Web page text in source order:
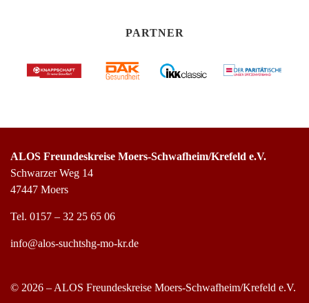
PARTNER
ALOS Freundeskreise Moers-Schwafheim/Krefeld e.V.
Schwarzer Weg 14
47447 Moers
Tel. 0157 – 32 25 65 06
info@alos-suchtshg-mo-kr.de
© 2026 – ALOS Freundeskreise Moers-Schwafheim/Krefeld e.V.